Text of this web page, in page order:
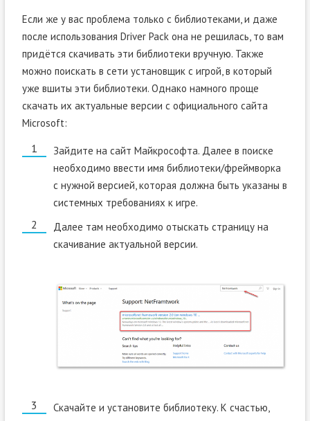
Если же у вас проблема только с библиотеками, и даже
после использования Driver Pack она не решилась, то вам
придётся скачивать эти библиотеки вручную. Также
можно поискать в сети установщик с игрой, в который
уже вшиты эти библиотеки. Однако намного проще
скачать их актуальные версии с официального сайта
Microsoft:
Зайдите на сайт Майкрософта. Далее в поиске
необходимо ввести имя библиотеки/фреймворка
с нужной версией, которая должна быть указаны в
системных требованиях к игре.
Далее там необходимо отыскать страницу на
скачивание актуальной версии.
Скачайте и установите библиотеку. К счастью,